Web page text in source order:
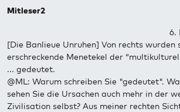
Mitleser2
6.
[Die Banlieue Unruhen] Von rechts wurden
erschreckende Menetekel der
... gedeutet.
@ML: Warum schreiben Sie "gedeutet".
sehen Sie die Ursachen auch mehr in der
Zivilisation selbst? Aus meiner rechten